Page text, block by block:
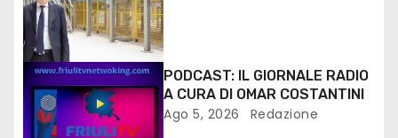
PODCAST: IL GIORNALE RADIO
A CURA DI OMAR COSTANTINI
Ago 5, 2026 Redazione